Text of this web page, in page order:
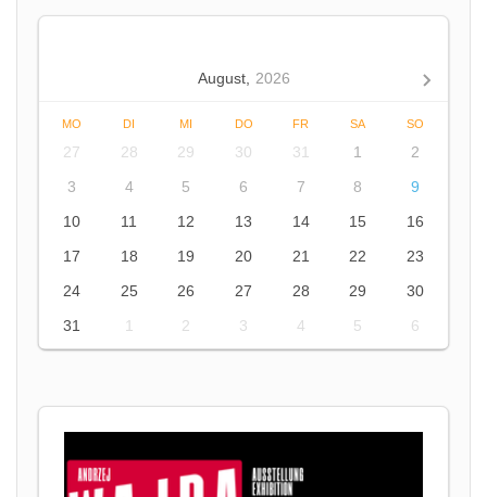
August, 2026
MO DI MI DO FR SA SO
27 28 29 30 31 1
2
3
4 5 6 7 8
9
10
11 12 13 14 15
16
17
18 19 20 21 22
23
24
25 26 27 28 29
30
31
1 2 3 4 5 6